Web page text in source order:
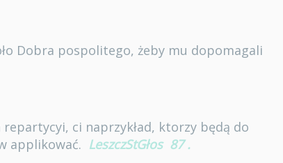
Dobra pospolitego, żeby mu dopomagali
ci naprzykład, ktorzy będą do
applikować. LeszczStGłos 87 .